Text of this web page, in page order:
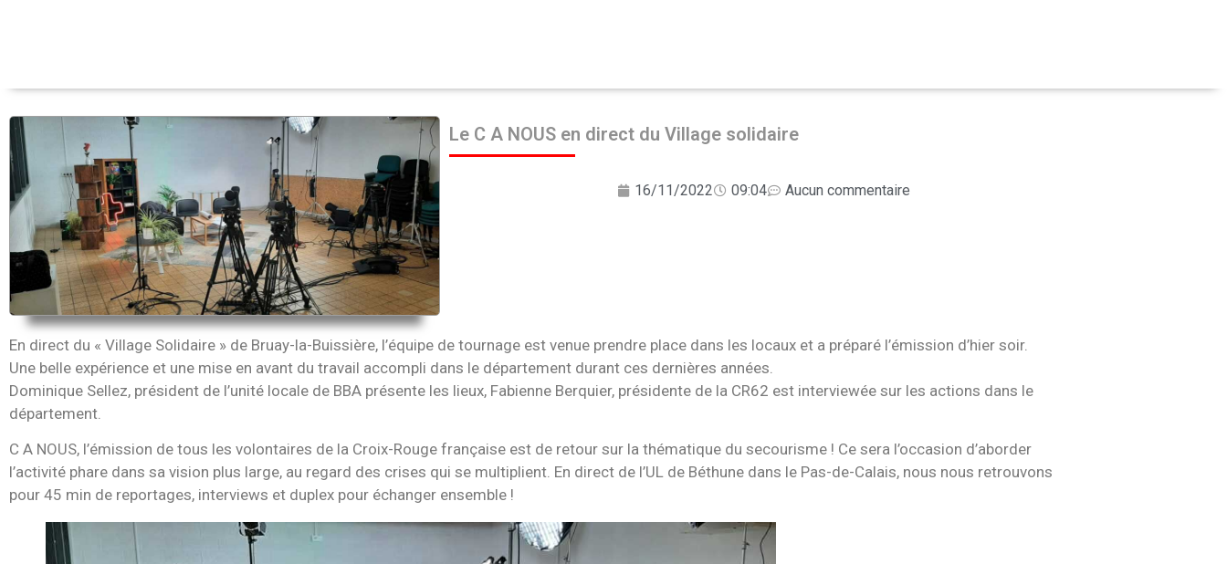
Le C A NOUS en direct du Village solidaire
16/11/2022 09:04 Aucun commentaire
En direct du « Village Solidaire » de Bruay-la-Buissière, l’équipe de tournage est venue prendre place dans les locaux et a préparé l’émission d’hier soir.
Une belle expérience et une mise en avant du travail accompli dans le département durant ces dernières années.
Dominique Sellez, président de l’unité locale de BBA présente les lieux, Fabienne Berquier, présidente de la CR62 est interviewée sur les actions dans le
département.
C A NOUS, l’émission de tous les volontaires de la Croix-Rouge française est de retour sur la thématique du secourisme ! Ce sera l’occasion d’aborder
l’activité phare dans sa vision plus large, au regard des crises qui se multiplient. En direct de l’UL de Béthune dans le Pas-de-Calais, nous nous retrouvons
pour 45 min de reportages, interviews et duplex pour échanger ensemble !